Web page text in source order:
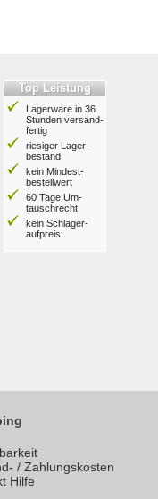
Top Leistung
Lagerware in 36
Stunden ver­sand­
fertig
riesiger Lager­
bestand
kein Mindest­
bestell­wert
60 Tage Um­
tausch­recht
kein Schläger­
aufpreis
/ Zahlungskosten
Hilfe